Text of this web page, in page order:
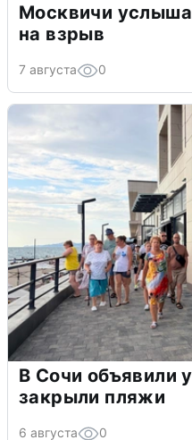
Москвичи
на взрыв
7 августа 0
В Сочи объявили
закрыли пляжи
6 августа 0